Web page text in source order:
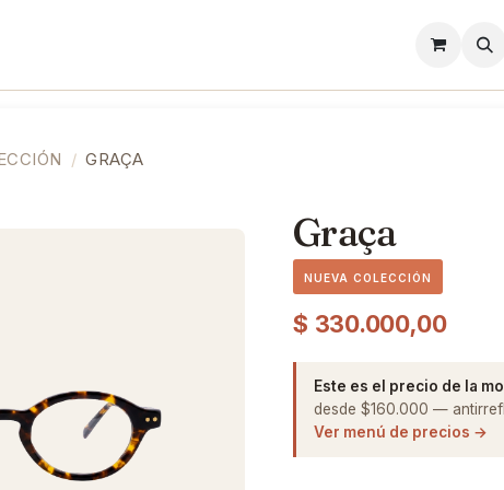
GRAÇA
Graça
NUEVA COLECCIÓN
$ 330.000,00
Este es el precio de la
desde $160.000 —
Ver menú de precios →